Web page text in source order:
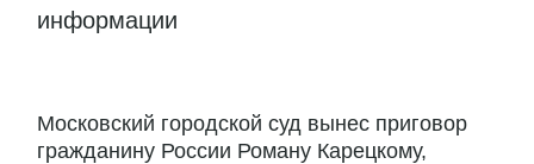
информации
Московский городской суд вынес приговор
гражданину России Роману Карецкому,